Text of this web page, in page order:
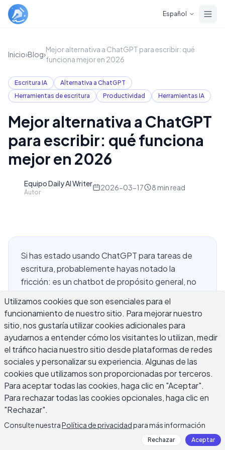
Español
Inicio›Blog›
Mejor alternativa a ChatGPT para escribir: qué
funciona mejor en 2026
Escritura IA
Alternativa a ChatGPT
Herramientas de escritura
Productividad Herramientas IA
Mejor alternativa a ChatGPT
para escribir: qué funciona
mejor en 2026
Equipo Daily AI Writer
Autor
2026-03-17 8 min read
Si has estado usando ChatGPT para tareas de
escritura, probablemente hayas notado la
fricción: es un chatbot de propósito general, no
controles de tono incorporados, no hay flujos de
reescritura estructurados y no hay bucles de
retroalimentación específicos para escritura.
Encontrar una alternativa confiable a ChatGPT
para escribir que realmente se adapte a cómo
trabajan los escritores es una de las preguntas
más comunes que escuchamos de nuestros
usuarios diarios. Este artículo compara las
opciones principales disponibles en 2026, explica
qué hace bien cada una, y te ayuda a elegir la
herramienta adecuada para tus tareas de
Utilizamos cookies que son esenciales para el
funcionamiento de nuestro sitio. Para mejorar nuestro
sitio, nos gustaría utilizar cookies adicionales para
ayudarnos a entender cómo los visitantes lo utilizan, medir
el tráfico hacia nuestro sitio desde plataformas de redes
sociales y personalizar su experiencia. Algunas de las
cookies que utilizamos son proporcionadas por terceros.
Para aceptar todas las cookies, haga clic en "Aceptar".
Para rechazar todas las cookies opcionales, haga clic en
"Rechazar".
Consulte nuestraPolítica de privacidadpara más información
Rechazar Aceptar